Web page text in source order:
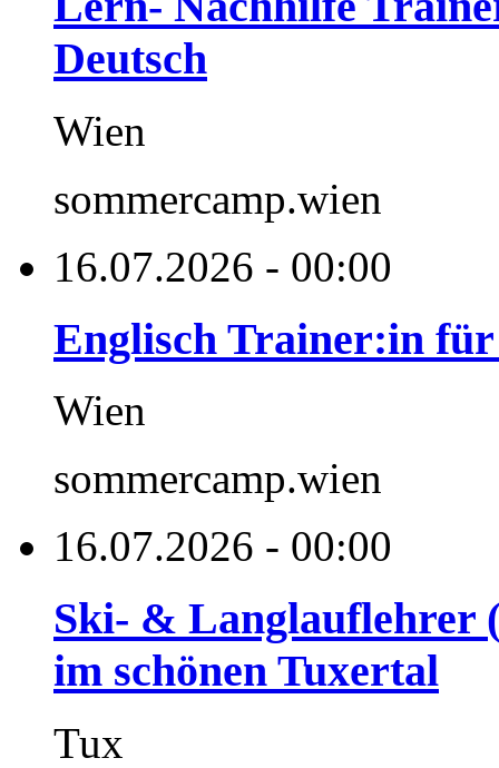
Deutsch
Wien
sommercamp.wien
16.07.2026 - 00:00
Englisch Trainer:in
Wien
sommercamp.wien
16.07.2026 - 00:00
Ski- & Langlauflehrer
im schönen Tuxertal
Tux